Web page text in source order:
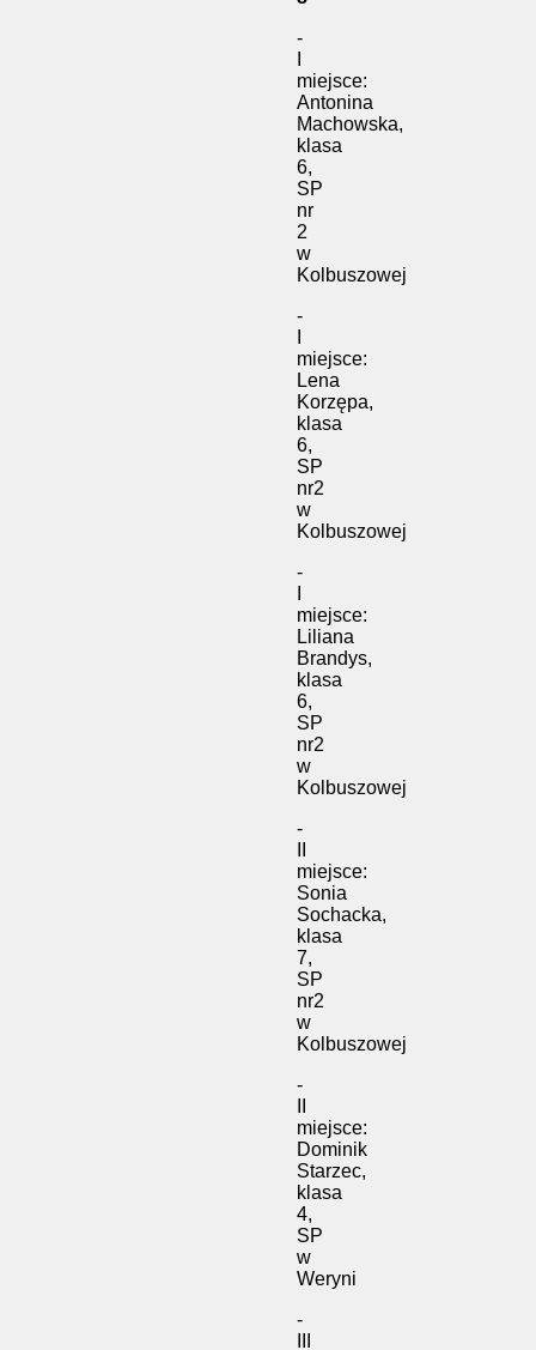
-
miejsce:
Antonina
Machowska,
klasa
6,
SP
nr
2
w
Kolbuszowej
-
miejsce:
Lena
Korzępa,
klasa
6,
SP
nr2
w
Kolbuszowej
-
miejsce:
Liliana
Brandys,
klasa
6,
SP
nr2
w
Kolbuszowej
-
miejsce:
Sonia
Sochacka,
klasa
7,
SP
nr2
w
Kolbuszowej
-
miejsce:
Dominik
Starzec,
klasa
4,
SP
w
Weryni
-